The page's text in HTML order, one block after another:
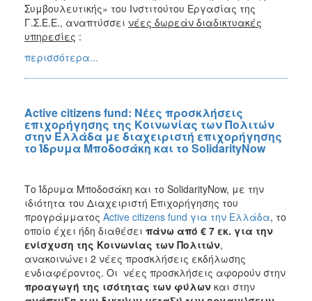
Συμβουλευτικής» του Ινστιτούτου Εργασίας της
Γ.Σ.Ε.Ε., αναπτύσσει νέες δωρεάν διαδικτυακές
υπηρεσίες :
περισσότερα...
Active citizens fund: Νέες προσκλήσεις
επιχορήγησης της Κοινωνίας των Πολιτών
στην Ελλάδα με διαχειριστή επιχορήγησης
το Ίδρυμα Μποδοσάκη και το SolidarityNow
Το Ίδρυμα Μποδοσάκη και το SolidarityNow, με την
ιδιότητα του Διαχειριστή Επιχορήγησης του
προγράμματος Active citizens fund για την Ελλάδα, το
οποίο έχει ήδη διαθέσει πάνω από € 7 εκ. για την
ενίσχυση της Κοινωνίας των Πολιτών,
ανακοινώνει 2 νέες προσκλήσεις εκδήλωσης
ενδιαφέροντος. Οι νέες προσκλήσεις αφορούν στην
προαγωγή της ισότητας των φύλων και στην